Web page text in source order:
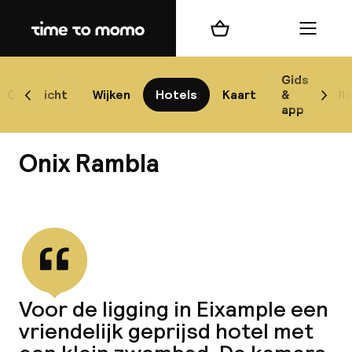
Home
Overzicht Wijken Hotels Kaart
Gids
&
app
Scroll naar links
Winkelmand Menu
Onix Rambla
Voor de ligging in Eixample een
vriendelijk geprijsd hotel met